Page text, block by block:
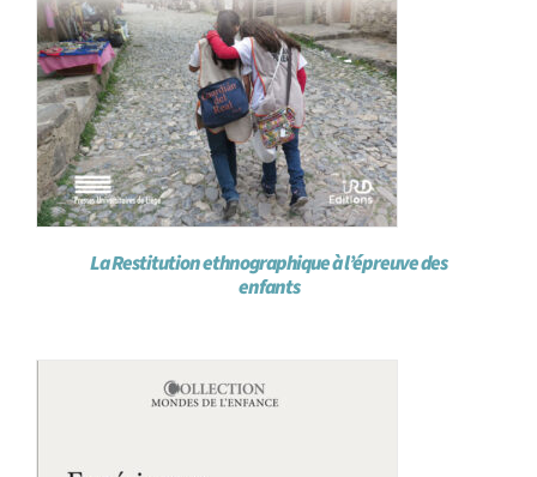
La Restitution ethnographique à l’épreuve des
enfants